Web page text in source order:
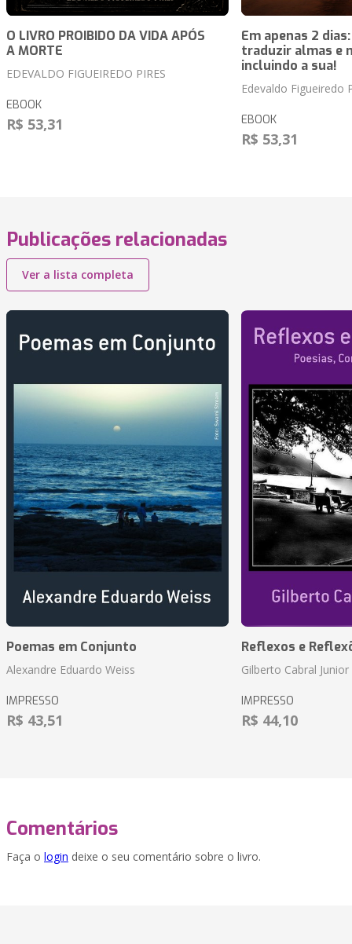
O LIVRO PROIBIDO DA VIDA APÓS
A MORTE
EDEVALDO FIGUEIREDO PIRES
EBOOK
R$ 53,31
Em apenas 2
traduzir almas e
incluindo a sua!
Edevaldo Figueiredo
EBOOK
R$ 53,31
Publicações relacionadas
Ver a lista completa
Poemas em Conjunto
Alexandre Eduardo Weiss
IMPRESSO
R$ 43,51
Reflexos e
Gilberto Cabral Junior
IMPRESSO
R$ 44,10
Comentários
Faça o login deixe o seu comentário sobre o livro.